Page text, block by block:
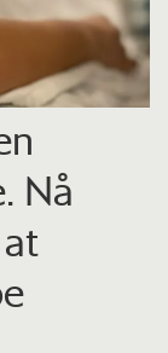
Nå